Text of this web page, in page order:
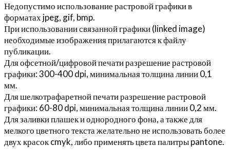
Недопустимо использование растровой графики в
форматах jpeg, gif, bmp.
При использовании связанной графики (linked image)
необходимые изображения прилагаются к файлу
публикации.
Для офсетной/цифровой печати разрешение растровой
графики: 300-400 dpi, минимальная толщина линии 0,1
мм.
Для шелкотрафаретной печати разрешение растровой
графики: 60-80 dpi, минимальная толщина линии 0,2 мм.
Для заливки плашек и однородного фона, а также для
мелкого цветного текста желательно не использовать более
двух красок cmyk, либо применять цвета палитры pantone.